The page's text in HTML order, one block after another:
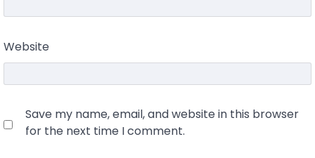
Website
Save my name, email, and website in this browser
for the next time I comment.